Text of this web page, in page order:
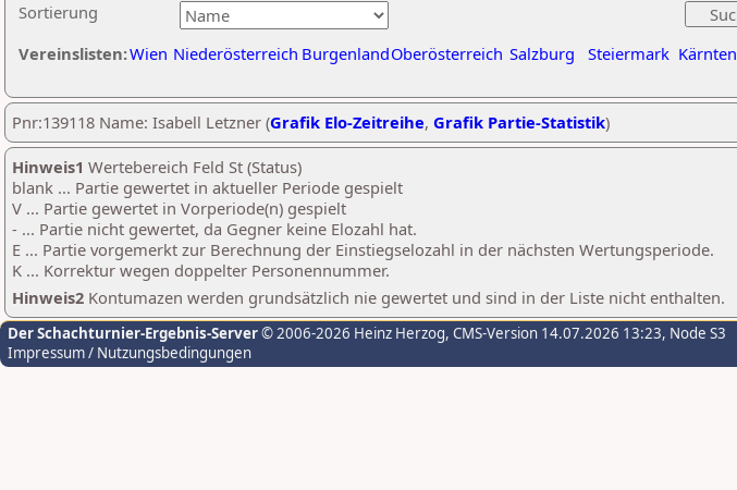
Sortierung
Vereinslisten:Wien Niederösterreich BurgenlandOberösterreich Salzburg Steiermark Kärnten
Pnr:139118 Name: Isabell Letzner (Grafik Elo-Zeitreihe, Grafik Partie-Statistik)
Hinweis1 Wertebereich Feld St (Status)
blank ... Partie gewertet in aktueller Periode gespielt
V ... Partie gewertet in Vorperiode(n) gespielt
- ... Partie nicht gewertet, da Gegner keine Elozahl hat.
E ... Partie vorgemerkt zur Berechnung der Einstiegselozahl in der nächsten Wertungsperiode.
K ... Korrektur wegen doppelter Personennummer.
Hinweis2 Kontumazen werden grundsätzlich nie gewertet und sind in der Liste nicht enthalten.
Der Schachturnier-Ergebnis-Server© 2006-2026 Heinz Herzog, CMS-Version 14.07.2026 13:23, Node S3
Impressum / Nutzungsbedingungen